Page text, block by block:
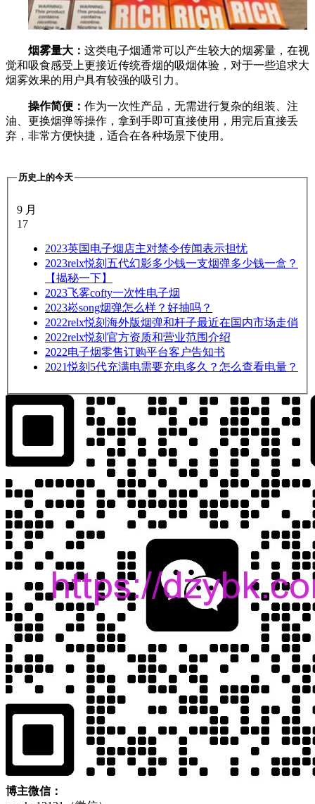
烟雾量大： 这类电子烟通常可以产生较大的烟雾量，在视
觉和吸食感受上更接近传统香烟的吸烟体验，对于一些追求大
烟雾效果的用户具有较强的吸引力。
操作简便： 作为一次性产品，无需进行复杂的组装、注
油、更换烟弹等操作，拿到手即可直接使用，用完后直接丢
弃，非常方便快捷，适合在各种场景下使用。
历史上的今天
9 月
17
2023英国电子烟店主对禁令传闻表示担忧
2023relx悦刻五代幻影多少钱一支烟弹多少钱一盒？
【揭秘一下】
2023飞雾cofty一次性电子烟
2023崧song烟弹怎么样？好抽吗？
2022relx悦刻海外版烟弹和杆子最近在国内市场走俏
2022relx悦刻官方资质和营业范围介绍
2022电子烟零售订购平台客户告知书
2021悦刻5代充满电需要充电多久？怎么查看电量？
博主微信：